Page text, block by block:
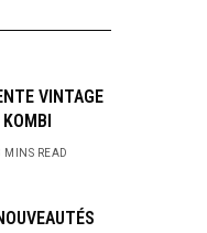
VINTAGE
MINS READ